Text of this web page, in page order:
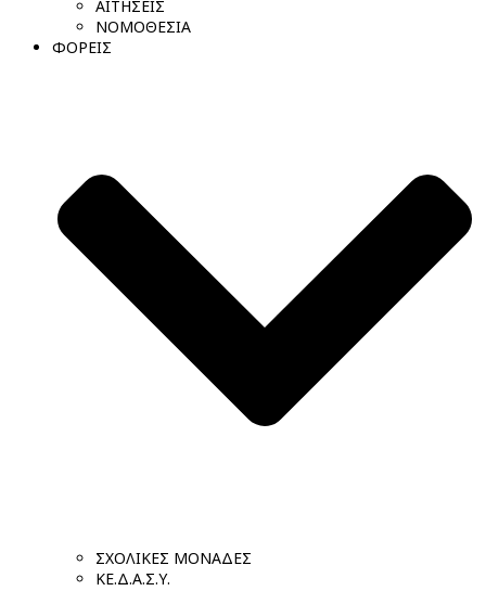
ΑΙΤΗΣΕΙΣ
ΝΟΜΟΘΕΣΙΑ
ΦΟΡΕΙΣ
ΣΧΟΛΙΚΕΣ ΜΟΝΑΔΕΣ
ΚΕ.Δ.Α.Σ.Υ.